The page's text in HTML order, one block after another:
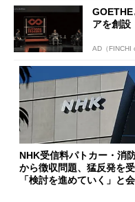
アを創設
AD（FINCHI
NHK受信料パトカー・消
から徴収問題、猛反発を
「検討を進めていく」と